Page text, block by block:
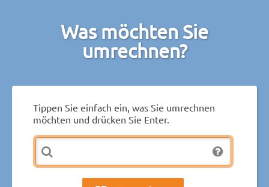
Was möchten Sie
umrechnen?
Tippen Sie einfach ein, was Sie umrechnen
möchten und drücken Sie Enter.